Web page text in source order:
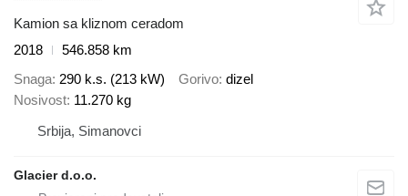
Kamion sa kliznom ceradom
2018
546.858 km
Snaga 290 k.s. (213 kW) Gorivo dizel
Nosivost 11.270 kg
Srbija, Simanovci
Glacier d.o.o.